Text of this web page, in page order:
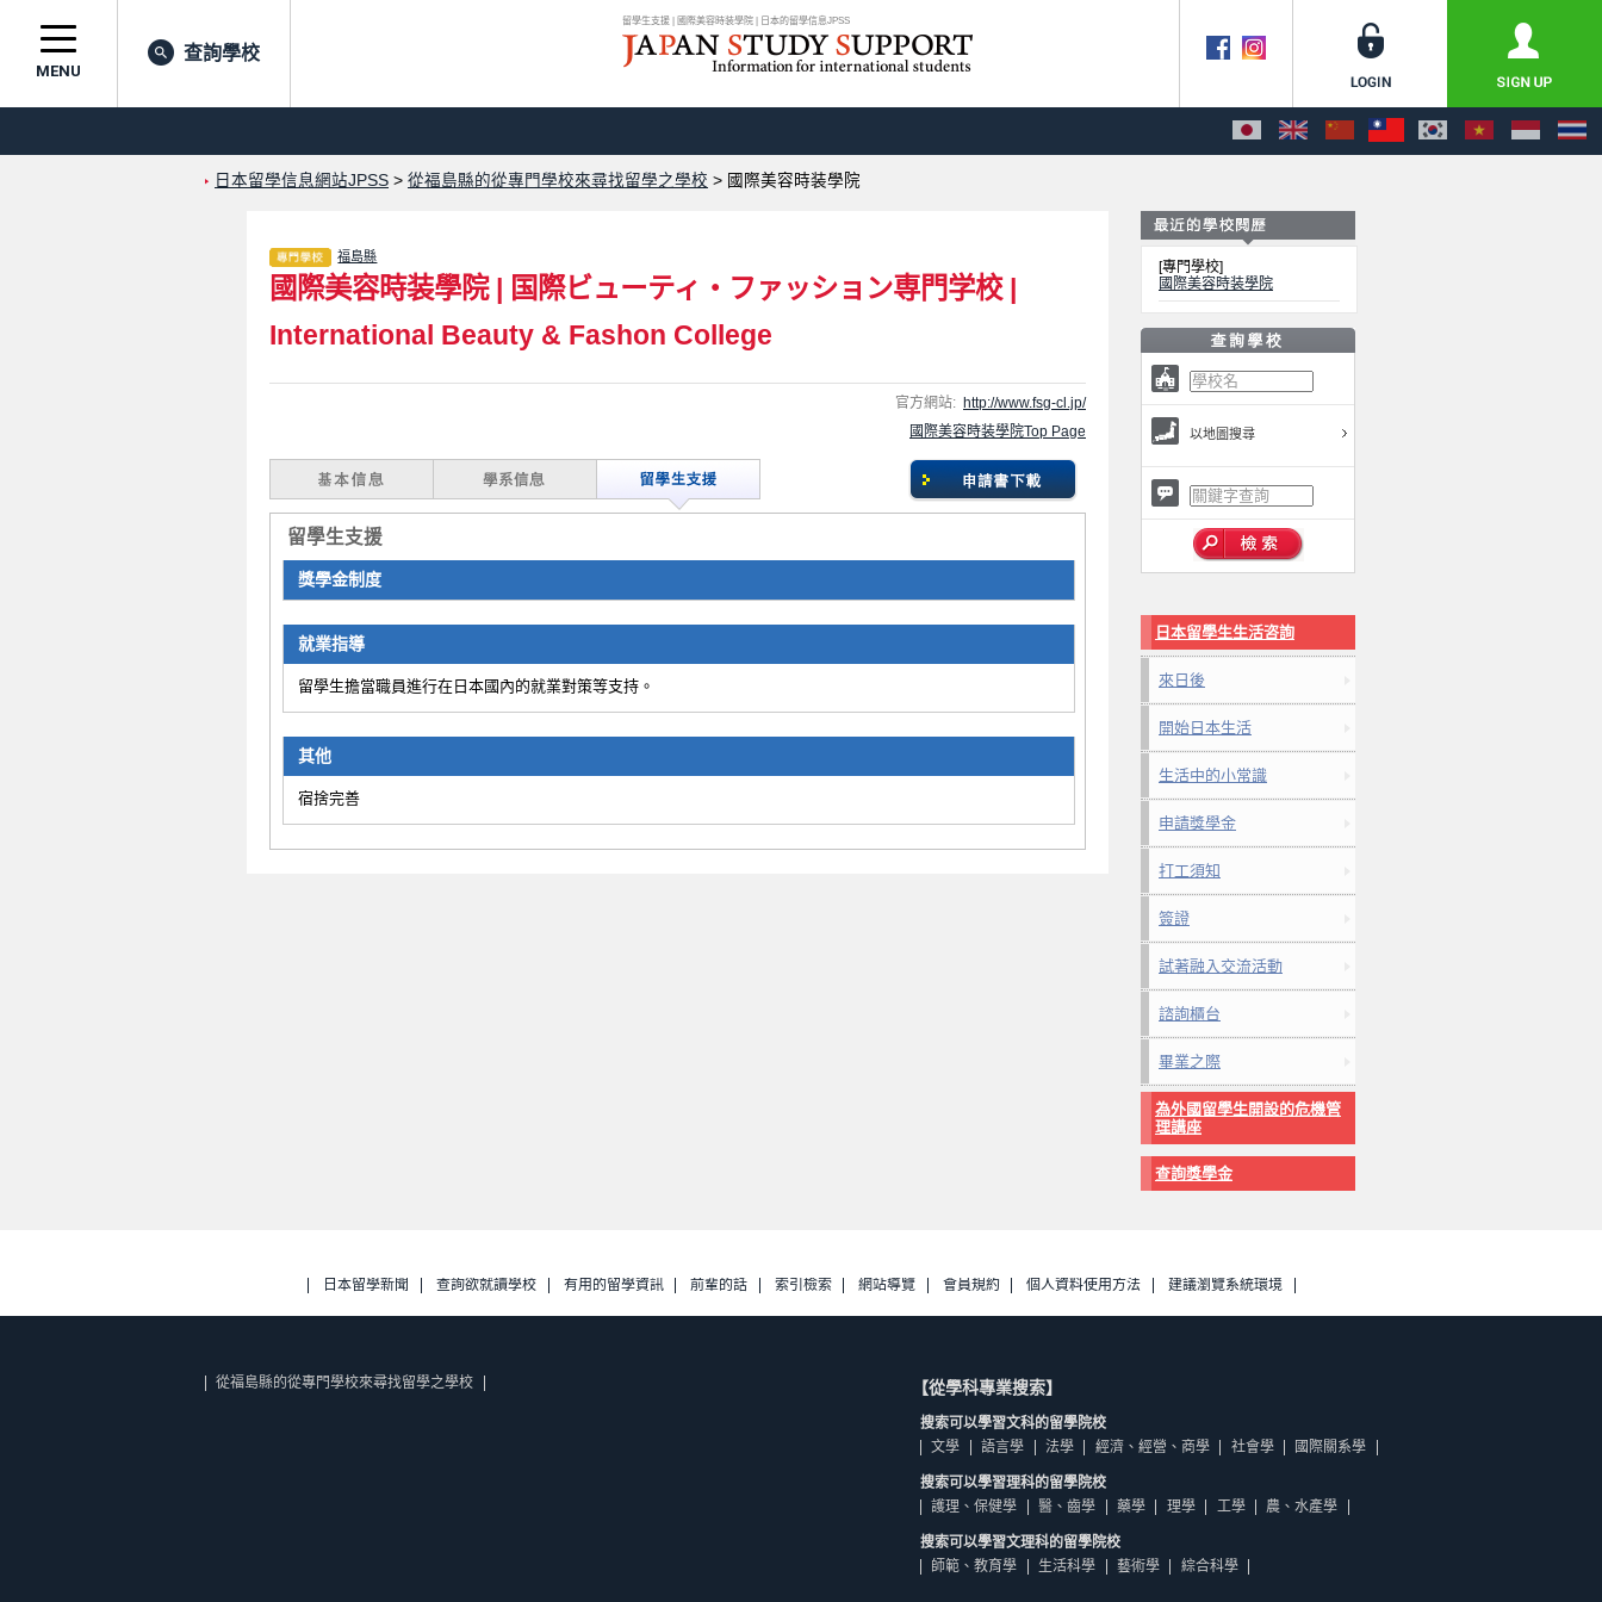
留學生支援 | 國際美容時装學院 | 日本的留學信息JPSS
MENU
查詢學校
日本留學信息網站JPSS > 從福島縣的從專門學校來尋找留學之學校 > 國際美容時装學院
福島縣
國際美容時装學院| 国際ビューティ・ファッション専門学校|
International Beauty & Fashon College
官方網站: http://www.fsg-cl.jp/
國際美容時装學院Top Page
留學生支援
獎學金制度
就業指導
留學生擔當職員進行在日本國內的就業對策等支持。
其他
宿捨完善
[專門學校]
國際美容時装學院
以地圖搜尋
日本留學生生活咨詢
來日後
開始日本生活
生活中的小常識
申請獎學金
打工須知
簽證
試著融入交流活動
諮詢櫃台
畢業之際
為外國留學生開設的危機管
理講座
查詢獎學金
日本留學新聞 查詢欲就讀學校 有用的留學資訊 前輩的話 索引檢索 網站導覽 會員規約 個人資料使用方法 建議瀏覽系統環境
從福島縣的從專門學校來尋找留學之學校 【從學科專業搜索】
搜索可以學習文科的留學院校
文學
語言學 法學 經濟、經營、商學 社會學 國際關系學
搜索可以學習理科的留學院校
護理、保健學
醫、齒學 藥學 理學 工學 農、水產學
搜索可以學習文理科的留學院校
師範、教育學
生活科學 藝術學 綜合科學